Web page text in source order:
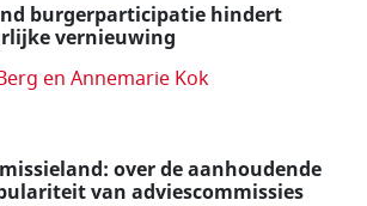
burgerparticipatie hindert
vernieuwing
en Annemarie Kok
over de aanhoudende
van adviescommissies